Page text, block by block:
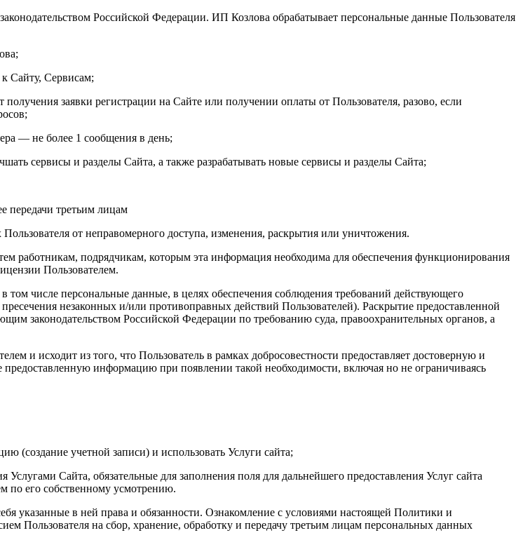
Российской Федерации. ИП Козловa обрабатывает персональные данные Пользователя
Сайту, Сервисам;
заявки регистрации на Сайте или получении оплаты от Пользователя, разово, если
— не более 1 сообщения в день;
сервисы и разделы Сайта, а также разрабатывать новые сервисы и разделы Сайта;
передачи третьим лицам
от неправомерного доступа, изменения, раскрытия или уничтожения.
работникам, подрядчикам, которым эта информация необходима для обеспечения функционирования
Пользователем.
числе персональные данные, в целях обеспечения соблюдения требований действующего
незаконных и/или противоправных действий Пользователей). Раскрытие предоставленной
законодательством Российской Федерации по требованию суда, правоохранительных органов, а
и исходит из того, что Пользователь в рамках добросовестности предоставляет достоверную и
информацию при появлении такой необходимости, включая но не ограничиваясь
(создание учетной записи) и использовать Услуги сайта;
Сайта, обязательные для заполнения поля для дальнейшего предоставления Услуг сайта
по его собственному усмотрению.
указанные в ней права и обязанности. Ознакомление с условиями настоящей Политики и
Пользователя на сбор, хранение, обработку и передачу третьим лицам персональных данных